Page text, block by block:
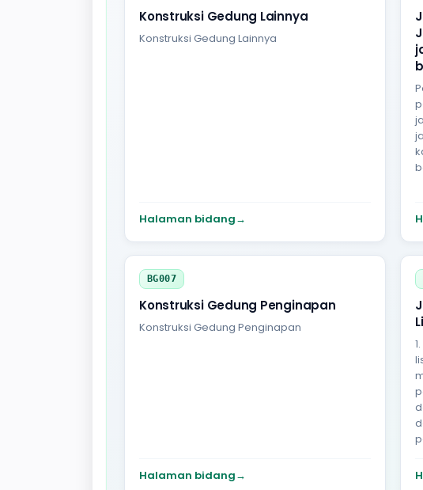
Konstruksi Gedung Lainnya
Konstruksi Gedung Lainnya
Halaman bidang→
BG007
Konstruksi Gedung Penginapan
Konstruksi Gedung Penginapan
Halaman bidang→